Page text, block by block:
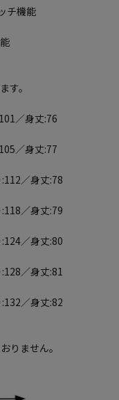
チ機能
す。
／身丈:76
／身丈:77
／身丈:78
／身丈:79
／身丈:80
／身丈:81
／身丈:82
りません。